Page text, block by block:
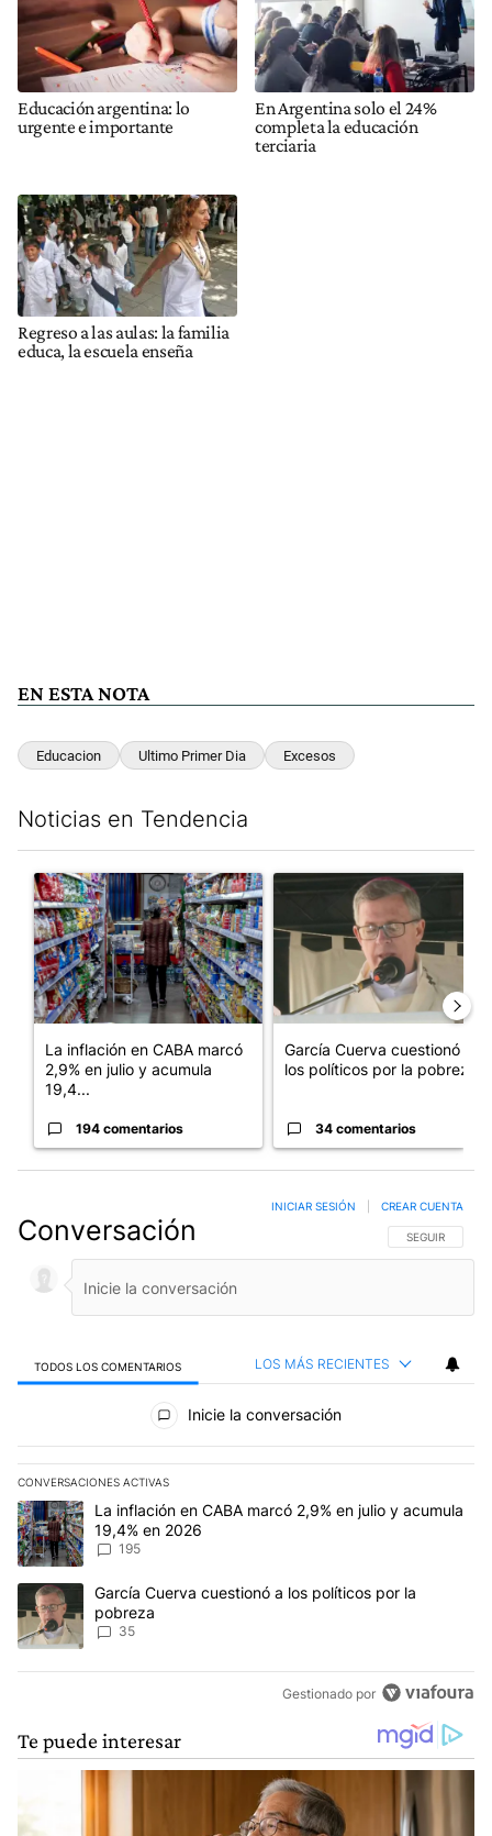
Educación argentina: lo
urgente e importante
En Argentina solo el 24%
completa la educación
terciaria
Regreso a las aulas: la familia
educa, la escuela enseña
EN ESTA NOTA
Educacion Ultimo Primer Dia Excesos
Noticias en Tendencia
Un artículo de tendencia con el título "La inflación en CABA
La inflación en CABA marcó
2,9% en julio y acumula
19,4...
194 comentarios
Un artículo de tendencia con
García Cuerva cuestionó a
los políticos por la pobreza
34 comentarios
Conversación SIGA ESTA
SEGUIR
INICIAR SESIÓN CREAR CUENTA
TODOS LOS COMENTARIOS LOS MÁS RECIENTES
Todos los comentarios
Inicie la conversación
CONVERSACIONES ACTIVAS
Este listado muestra los artículos con más comentarios en los
Un artículo de tendencia con el título "La inflación en CABA
La inflación en CABA marcó 2,9% en julio y acumula
19,4% en 2026
195
Un artículo de tendencia con el título "García Cuerva cuestionó
García Cuerva cuestionó a los políticos por la
pobreza
35
Gestionado por